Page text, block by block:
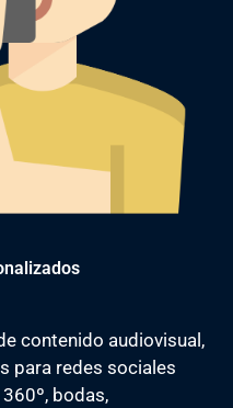
contenido audiovisual,
para redes sociales
bodas,